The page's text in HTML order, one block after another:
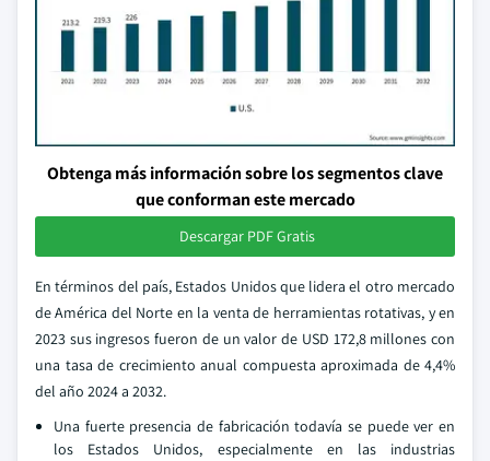
Obtenga más información sobre los segmentos clave
que conforman este mercado
Descargar PDF Gratis
En términos del país, Estados Unidos que lidera el otro mercado
de América del Norte en la venta de herramientas rotativas, y en
2023 sus ingresos fueron de un valor de USD 172,8 millones con
una tasa de crecimiento anual compuesta aproximada de 4,4%
del año 2024 a 2032.
Una fuerte presencia de fabricación todavía se puede ver en
los Estados Unidos, especialmente en las industrias